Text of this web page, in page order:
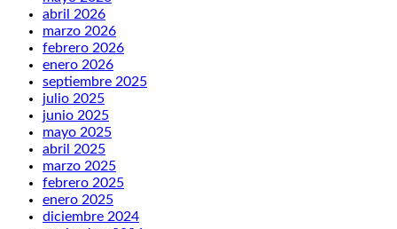
abril 2026
marzo 2026
febrero 2026
enero 2026
septiembre 2025
julio 2025
junio 2025
mayo 2025
abril 2025
marzo 2025
febrero 2025
enero 2025
diciembre 2024